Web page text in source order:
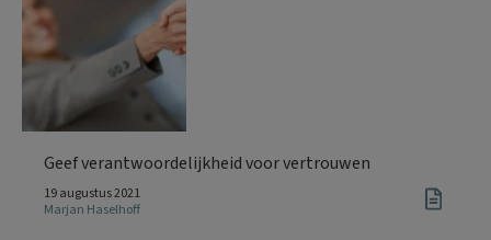
Geef verantwoordelijkheid voor vertrouwen
19 augustus 2021
Marjan Haselhoff